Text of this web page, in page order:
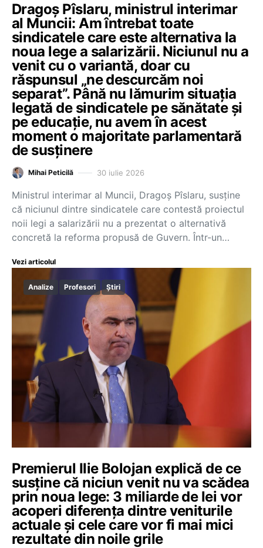
Dragoș Pîslaru, ministrul interimar
al Muncii: Am întrebat toate
sindicatele care este alternativa la
noua lege a salarizării. Niciunul nu a
venit cu o variantă, doar cu
răspunsul „ne descurcăm noi
separat”. Până nu lămurim situația
legată de sindicatele pe sănătate și
pe educație, nu avem în acest
moment o majoritate parlamentară
de susținere
Mihai Peticilă 30 iulie 2026
Ministrul interimar al Muncii, Dragoș Pîslaru, susține
că niciunul dintre sindicatele care contestă proiectul
noii legi a salarizării nu a prezentat o alternativă
concretă la reforma propusă de Guvern. Într-un…
Vezi articolul
Analize Profesori Știri
Premierul Ilie Bolojan explică de ce
susține că niciun venit nu va scădea
prin noua lege: 3 miliarde de lei vor
acoperi diferența dintre veniturile
actuale și cele care vor fi mai mici
rezultate din noile grile